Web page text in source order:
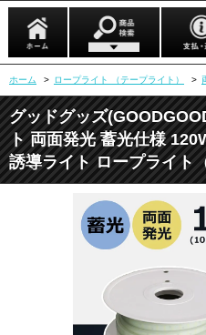
ホーム > ロープライト （テープライト） >
グッドグッズ
ト 両面発光 蓄光仕様
誘導ライト ロープライト